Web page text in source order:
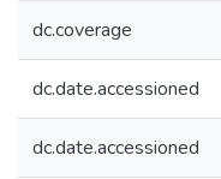
dc.coverage
dc.date.accessioned
dc.date.accessioned